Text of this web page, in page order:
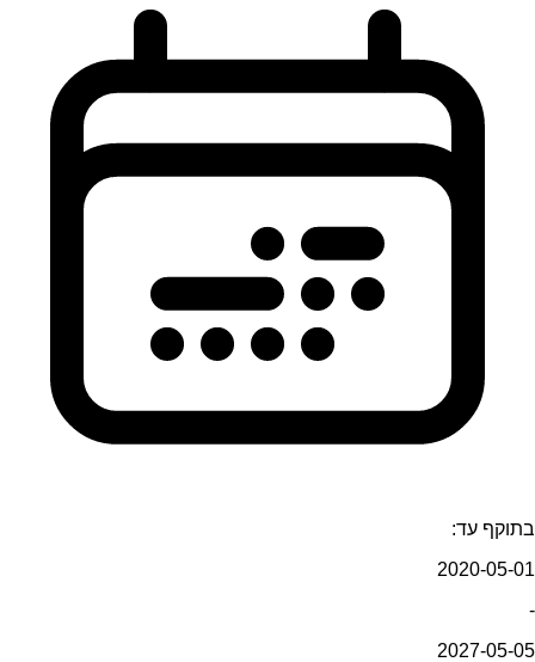
בתוקף עד:
2020-05-01
-
2027-05-05